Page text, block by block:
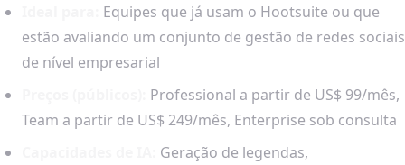
Equipes que já usam o Hootsuite ou que
estão avaliando um conjunto de gestão de redes sociais
de nível empresarial
Professional a partir de US$ 99/mês,
Team a partir de US$ 249/mês, Enterprise sob consulta
Geração de legendas,